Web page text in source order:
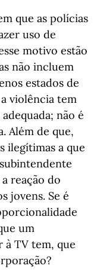
que as polícias
uso de
motivo estão
não incluem
estados de
violência tem
não é
Além de que,
ilegítimas a que
reação do
jovens. Se é
um
TV tem, que